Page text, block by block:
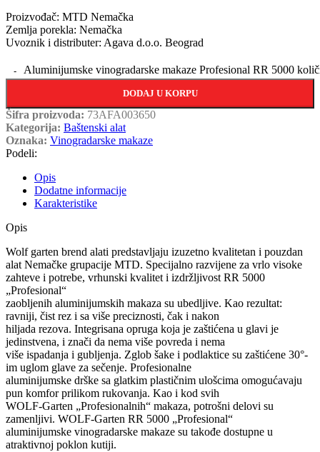
Proizvođač: MTD Nemačka
Zemlja porekla: Nemačka
Uvoznik i distributer: Agava d.o.o. Beograd
Aluminijumske vinogradarske makaze Profesional RR 5000
DODAJ U KORPU
Šifra proizvoda: 73AFA003650
Kategorija: Baštenski alat
Oznaka: Vinogradarske makaze
Podeli:
Opis
Dodatne informacije
Karakteristike
Opis
Wolf garten brend alati predstavljaju izuzetno kvalitetan i pouzdan
alat Nemačke grupacije MTD. Specijalno razvijene za vrlo visoke
zahteve i potrebe, vrhunski kvalitet i izdržljivost RR 5000
„Profesional“
zaobljenih aluminijumskih makaza su ubedljive. Kao rezultat:
ravniji, čist rez i sa više preciznosti, čak i nakon
hiljada rezova. Integrisana opruga koja je zaštićena u glavi je
jedinstvena, i znači da nema više povreda i nema
više ispadanja i gubljenja. Zglob šake i podlaktice su zaštićene 30°-
im uglom glave za sečenje. Profesionalne
aluminijumske drške sa glatkim plastičnim ulošcima omogućavaju
pun komfor prilikom rukovanja. Kao i kod svih
WOLF-Garten „Profesionalnih“ makaza, potrošni delovi su
zamenljivi. WOLF-Garten RR 5000 „Profesional“
aluminijumske vinogradarske makaze su takođe dostupne u
atraktivnoj poklon kutiji.